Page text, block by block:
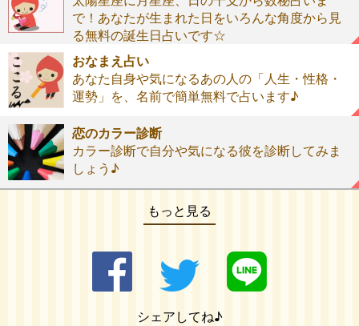
で！あなたが生まれた日をいろんな角度から見
る無料の誕生日占いです☆
おなまえ占い
あなた自身や気になるあの人の「人生・性格・
運勢」を、名前で簡単無料で占います♪
恋のカラー診断
カラー診断で自分や気になる彼を診断してみま
しょう♪
もっと見る
シェアしてね♪